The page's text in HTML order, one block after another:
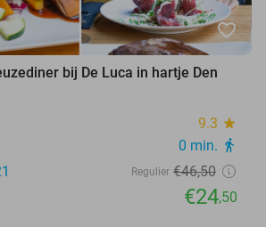
favorite_border
bij De Luca in hartje Den
9.3 star
0 min. directions_walk
Regulier €46,50
€24,50